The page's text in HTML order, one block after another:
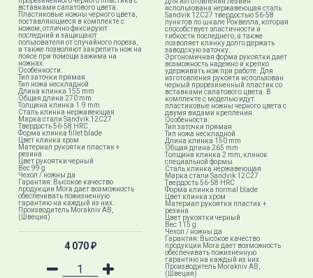
вставками салатового цвета.
Пластиковые ножны черного цвета,
поставляющиеся в комплекте с
ножом, отлично фиксируют
последний и защищают
пользователя от случайного пореза,
а также позволяют закрепить нож на
поясе при помощи зажима на
ножнах.
Особенности:
Тип заточки прямая
Тип ножа нескладной
Длина клинка 155 mm
Общая длина 270 mm
Толщина клинка 1.9 mm
Сталь клинка нержавеющая
Марка стали Sandvik 12C27
Твердость 56-58 HRC
Форма клинка fillet blade
Цвет клинка хром
Материал рукоятки пластик +
резина
Цвет рукоятки черный
Вес 99 g
Чехол / ножны да
Гарантия: Высокое качество
продукции Mora дает возможность
обеспечивать пожизненную
гарантию на каждый из них.
Производитель Morakniv AB,
(Швеция)
4 070 ₽
использована нержавеющая сталь
Sandvik 12C27 твердостью 56-58
пунктов по шкале Роквелла, которая
способствует эластичности и
гибкости последнего, а также
позволяет клинку долго держать
заводскую заточку.
Эргономичная форма рукоятки дает
возможность надежно и крепко
удерживать нож при работе. Для
изготовления рукояти использован
черный прорезиненный пластик со
вставками салатового цвета. В
комплекте с моделью идут
пластиковые ножны черного цвета с
двумя видами крепления.
Особенности:
Тип заточки прямая
Тип ножа нескладной
Длина клинка 150 mm
Общая длина 265 mm
Толщина клинка 2 mm, клинок
специальной формы​
Сталь клинка нержавеющая
Марка стали Sandvik 12C27
Твердость 56-58 HRC
Форма клинка normal blade
Цвет клинка хром
Материал рукоятки пластик +
резина
Цвет рукоятки черный
Вес 115 g
Чехол / ножны да
Гарантия: Высокое качество
продукции Mora дает возможность
обеспечивать пожизненную
гарантию на каждый из них.
Производитель Morakniv AB,
(Швеция)